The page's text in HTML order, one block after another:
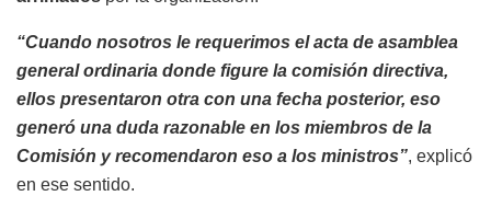
“Cuando nosotros le requerimos el acta de asamblea
general ordinaria donde figure la comisión directiva,
ellos presentaron otra con una fecha posterior, eso
generó una duda razonable en los miembros de la
Comisión y recomendaron eso a los ministros”, explicó
en ese sentido.